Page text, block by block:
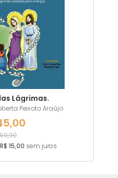
Lágrimas.
Peixoto Araújo
R$ 15,00 sem juros